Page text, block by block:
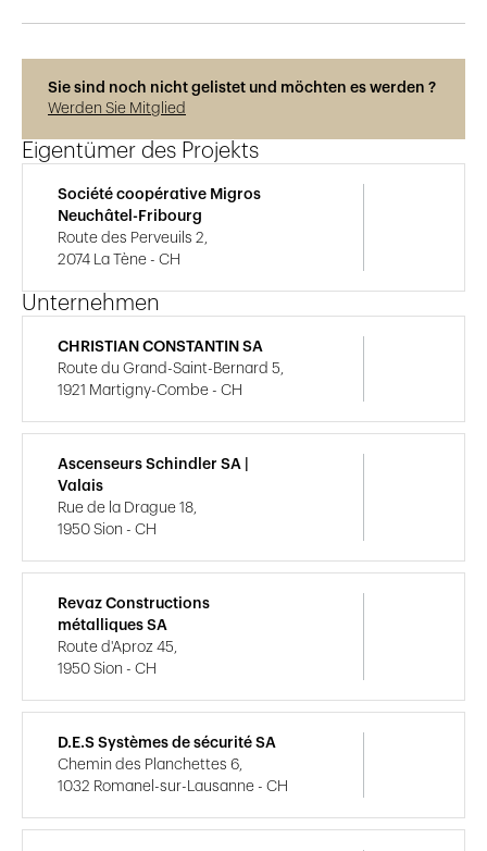
Sie sind noch nicht gelistet und möchten es werden ?
Werden Sie Mitglied
Eigentümer des Projekts
Société coopérative Migros
Neuchâtel-Fribourg
Route des Perveuils 2,
2074 La Tène - CH
Unternehmen
CHRISTIAN CONSTANTIN SA
Route du Grand-Saint-Bernard 5,
1921 Martigny-Combe - CH
Ascenseurs Schindler SA |
Valais
Rue de la Drague 18,
1950 Sion - CH
Revaz Constructions
métalliques SA
Route d'Aproz 45,
1950 Sion - CH
D.E.S Systèmes de sécurité SA
Chemin des Planchettes 6,
1032 Romanel-sur-Lausanne - CH